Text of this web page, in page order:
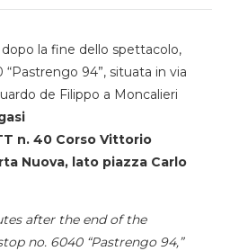
dopo la fine dello spettacolo,
94”, situata in via
de Filippo a Moncalieri
n. 40 Corso Vittorio
Nuova, lato piazza Carlo
after the end of the
no. 6040 “Pastrengo 94,”